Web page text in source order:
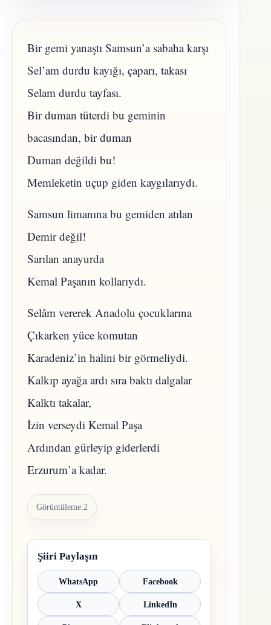
Bir gemi yanaştı Samsun’a sabaha karşı
Sel’am durdu kayığı, çaparı, takası
Selam durdu tayfası.
Bir duman tüterdi bu geminin
bacasından, bir duman
Duman değildi bu!
Memleketin uçup giden kaygılarıydı.
Samsun limanına bu gemiden atılan
Demir değil!
Sarılan anayurda
Kemal Paşanın kollarıydı.
Selâm vererek Anadolu çocuklarına
Çıkarken yüce komutan
Karadeniz’in halini bir görmeliydi.
Kalkıp ayağa ardı sıra baktı dalgalar
Kalktı takalar,
İzin verseydi Kemal Paşa
Ardından gürleyip giderlerdi
Erzurum’a kadar.
Görüntüleme:2
Şiiri Paylaşın
WhatsApp Facebook
X LinkedIn